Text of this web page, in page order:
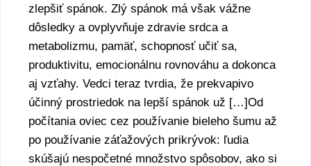
zlepšiť spánok. Zlý spánok má však vážne
dôsledky a ovplyvňuje zdravie srdca a
metabolizmu, pamäť, schopnosť učiť sa,
produktivitu, emocionálnu rovnováhu a dokonca
aj vzťahy. Vedci teraz tvrdia, že prekvapivo
účinný prostriedok na lepší spánok už […]Od
počítania oviec cez používanie bieleho šumu až
po používanie záťažových prikrývok: ľudia
skúšajú nespočetné množstvo spôsobov, ako si